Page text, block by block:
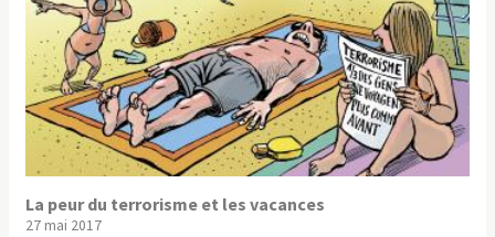
La peur du terrorisme et les vacances
27 mai 2017